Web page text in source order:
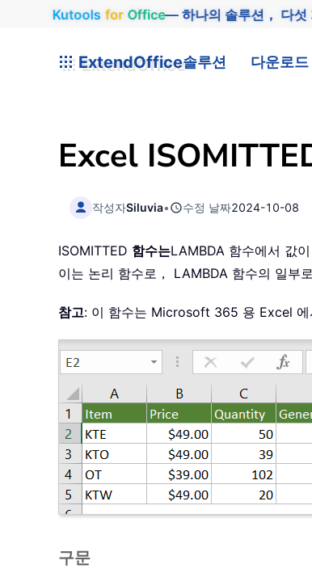
Kutools for Office— 하나의 솔루션， 다섯
ExtendOffice솔루션 다운로드
Excel
작성자Siluvia• 수정 날짜2024-10-08
ISOMITTED 함수는LAMBDA 함수에서 값
이는 논리 함수로， LAMBDA 함수의 일부
참고: 이 함수는 Microsoft 365 용 Excel 에
구문